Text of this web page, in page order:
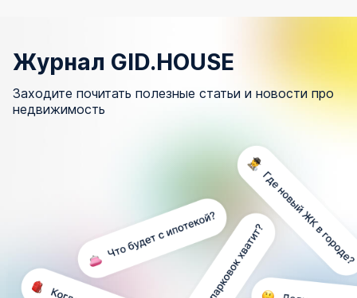
Журнал GID.HOUSE
Заходите почитать полезные статьи и новости про
недвижимость